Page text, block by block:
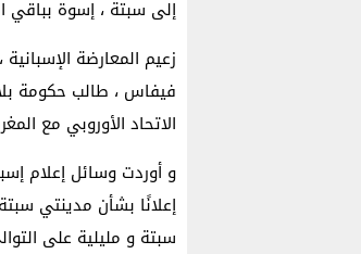
إلى سبتة ، إسوة بباقي
زعيم المعارضة
فيفاس ، طالب حكومة
الاتحاد الأوروبي مع
إعلانًا بشأن مدينتي
سبتة و مليلية على